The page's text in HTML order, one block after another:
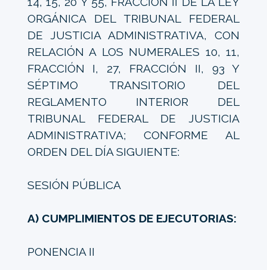
ORGÁNICA DEL TRIBUNAL FEDERAL
DE JUSTICIA ADMINISTRATIVA, CON
RELACIÓN A LOS NUMERALES 10, 11,
FRACCIÓN I, 27, FRACCIÓN II, 93 Y
SÉPTIMO TRANSITORIO DEL
REGLAMENTO INTERIOR DEL
TRIBUNAL FEDERAL DE JUSTICIA
ADMINISTRATIVA; CONFORME AL
ORDEN DEL DÍA SIGUIENTE:
SESIÓN PÚBLICA
A) CUMPLIMIENTOS DE EJECUTORIAS:
PONENCIA II